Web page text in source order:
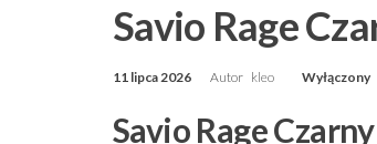
Savio Rage
11 lipca 2026 Autor kleo Wyłączony
Savio Rage